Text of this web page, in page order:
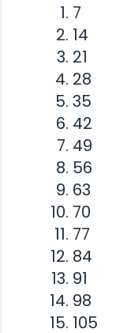
7
14
21
28
35
42
49
56
63
70
77
84
91
98
105